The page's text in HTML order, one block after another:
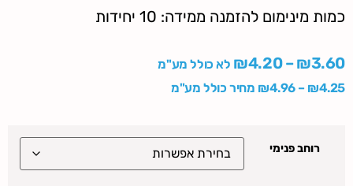
כמות מינימום להזמנה ממידה: 10 יחידות
₪3.60
–
₪4.20
לא כולל מע"מ
₪4.25
–
₪4.96 מחיר כולל מע"מ
רוחב פנימי